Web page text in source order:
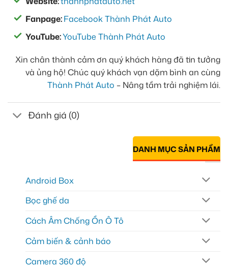
Fanpage:Facebook Thành Phát Auto
YouTube:YouTube Thành Phát Auto
Xin chân thành cảm ơn quý khách hàng đã tin tưởng
và ủng hộ! Chúc quý khách vạn dặm bình an cùng
Thành Phát Auto – Nâng tầm trải nghiệm lái.
Đánh giá (0)
DANH MỤC SẢN PHẨM
Android Box
Bọc ghế da
Cách Âm Chống Ồn Ô Tô
Cảm biến & cảnh báo
Camera 360 độ